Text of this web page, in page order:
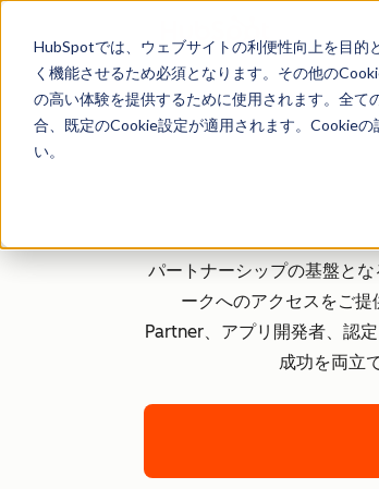
HubSpotでは、ウェブサイトの利便性向上を目的
く機能させるため必須となります。その他の
の高い体験を提供するために使用されます。全
合、既定のCookie設定が適用されます。Cookie
い。
パートナーシップの基盤と
ークへのアクセスをご
Partner、アプリ開発者、認
成功を両立